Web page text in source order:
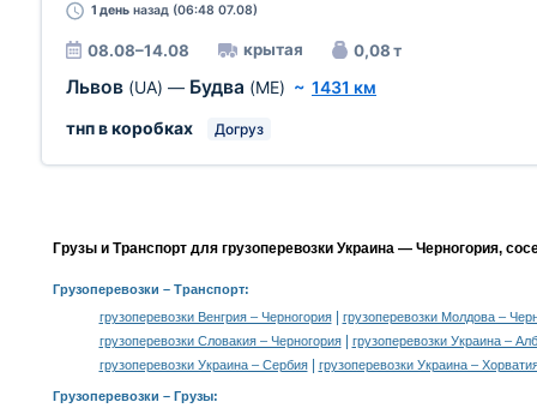
1 день назад (06:48 07.08)
08.08–14.08 крытая 0,08 т
Львов (UA) — Будва (ME) ~ 1431 км
тнп в коробках
Догруз
Грузы и Транспорт для грузоперевозки Украина — Черногория,
Грузоперевозки – Транспорт:
грузоперевозки Венгрия – Черногория|
грузоперевозки Молдова –
грузоперевозки Словакия – Черногория|
грузоперевозки Украина –
грузоперевозки Украина – Сербия| грузоперевозки Украина –
Грузоперевозки – Грузы: